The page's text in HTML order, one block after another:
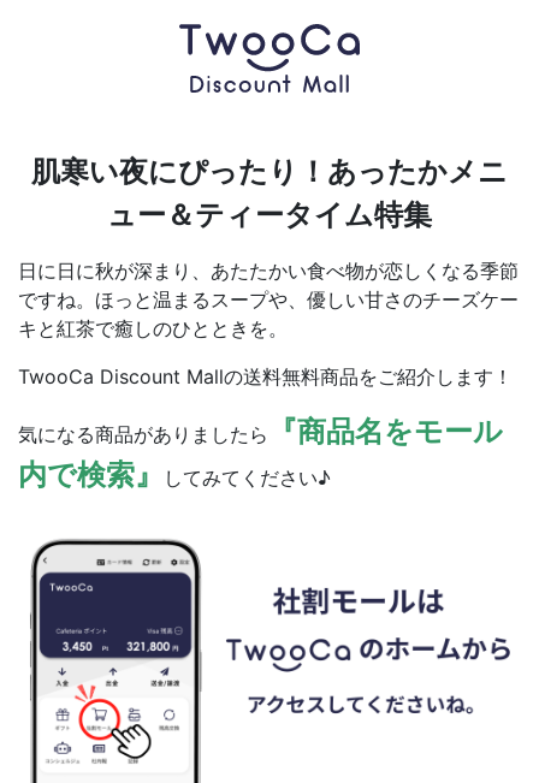
肌寒い夜にぴったり！あったかメニ
ュー＆ティータイム特集
日に日に秋が深まり、あたたかい食べ物が恋しくなる季節
ですね。ほっと温まるスープや、優しい甘さのチーズケー
キと紅茶で癒しのひとときを。
TwooCa Discount Mallの送料無料商品をご紹介します！
気になる商品がありましたら
『商品名をモール
内で検索』
してみてください♪